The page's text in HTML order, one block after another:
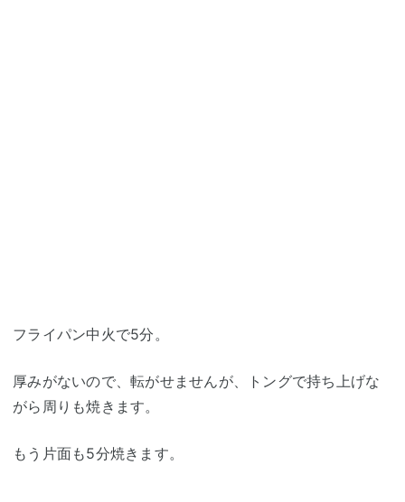
フライパン中火で5分。
厚みがないので、転がせませんが、トングで持ち上げな
がら周りも焼きます。
もう片面も5分焼きます。